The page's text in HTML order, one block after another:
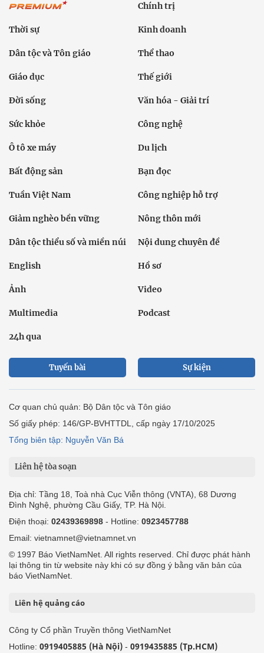
Chính trị
Thời sự Kinh doanh
Dân tộc và Tôn giáo Thể thao
Giáo dục Thế giới
Đời sống Văn hóa - Giải trí
Sức khỏe Công nghệ
Ô tô xe máy Du lịch
Bất động sản Bạn đọc
Tuần Việt Nam Công nghiệp hỗ trợ
Giảm nghèo bền vững Nông thôn mới
Dân tộc thiểu số và miền núi Nội dung chuyên đề
English Hồ sơ
Ảnh Video
Multimedia Podcast
24h qua
Tuyến bài Sự kiện
Cơ quan chủ quản: Bộ Dân tộc và Tôn giáo
Số giấy phép: 146/GP-BVHTTDL, cấp ngày 17/10/2025
Tổng biên tập: Nguyễn Văn Bá
Liên hệ tòa soạn
Địa chỉ: Tầng 18, Toà nhà Cục Viễn thông (VNTA), 68 Dương
Đình Nghệ, phường Cầu Giấy, TP. Hà Nội.
Điện thoại: 02439369898 - Hotline: 0923457788
Email: vietnamnet@vietnamnet.vn
© 1997 Báo VietNamNet. All rights reserved. Chỉ được phát hành
lại thông tin từ website này khi có sự đồng ý bằng văn bản của
báo VietNamNet.
Liên hệ quảng cáo
Công ty Cổ phần Truyền thông VietNamNet
Hotline: 0919405885 (Hà Nội) - 0919435885 (Tp.HCM)